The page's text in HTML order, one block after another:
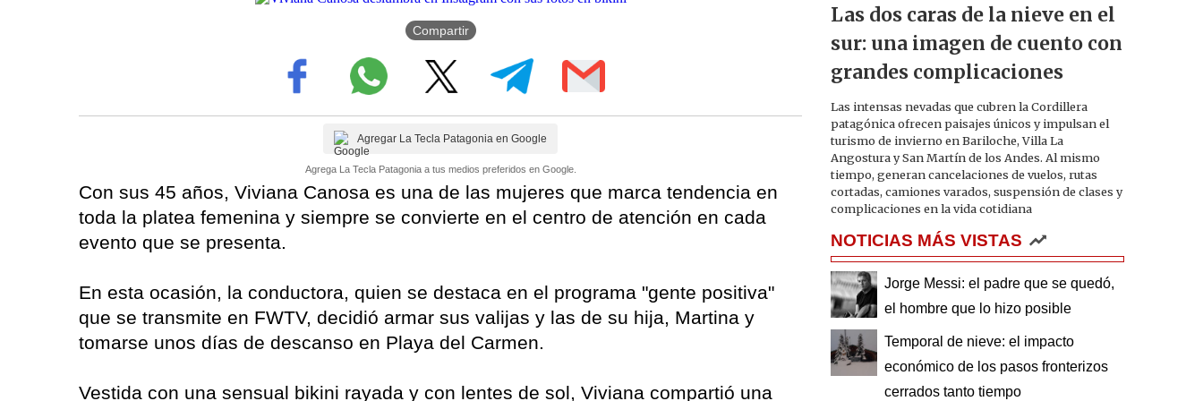
Compartir
Agregar La Tecla Patagonia en Google
Agrega La Tecla Patagonia a tus medios preferidos en Google.
Con sus 45 años, Viviana Canosa es una de las mujeres que marca tendencia en
toda la platea femenina y siempre se convierte en el centro de atención en cada
evento que se presenta.
En esta ocasión, la conductora, quien se destaca en el programa "gente positiva"
que se transmite en FWTV, decidió armar sus valijas y las de su hija, Martina y
tomarse unos días de descanso en Playa del Carmen.
Vestida con una sensual bikini rayada y con lentes de sol, Viviana compartió una
Las dos caras de la nieve en el
sur: una imagen de cuento con
grandes complicaciones
Las intensas nevadas que cubren la Cordillera
patagónica ofrecen paisajes únicos y impulsan el
turismo de invierno en Bariloche, Villa La
Angostura y San Martín de los Andes. Al mismo
tiempo, generan cancelaciones de vuelos, rutas
cortadas, camiones varados, suspensión de clases y
complicaciones en la vida cotidiana
NOTICIAS MÁS VISTAS
Jorge Messi: el padre que se quedó,
el hombre que lo hizo posible
Temporal de nieve: el impacto
económico de los pasos fronterizos
cerrados tanto tiempo